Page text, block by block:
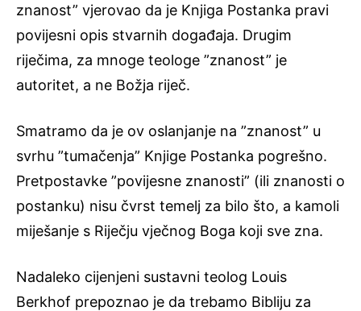
znanost” vjerovao da je Knjiga Postanka pravi
povijesni opis stvarnih događaja. Drugim
riječima, za mnoge teologe ”znanost” je
autoritet, a ne Božja riječ.
Smatramo da je ov oslanjanje na ”znanost” u
svrhu ”tumačenja” Knjige Postanka pogrešno.
Pretpostavke ”povijesne znanosti” (ili znanosti o
postanku) nisu čvrst temelj za bilo što, a kamoli
miješanje s Riječju vječnog Boga koji sve zna.
Nadaleko cijenjeni sustavni teolog Louis
Berkhof prepoznao je da trebamo Bibliju za